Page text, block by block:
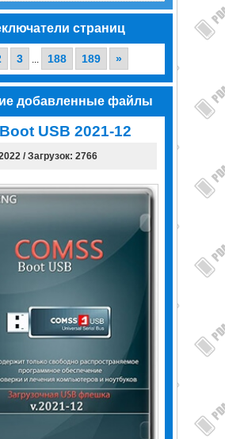
страниц
3 ... 188 189 »
добавленные файлы
USB 2021-12
/ Загрузок: 2766